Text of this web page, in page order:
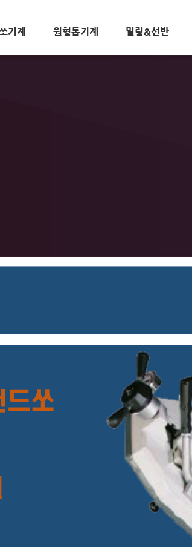
기계 원형톱기계 밀링&선반